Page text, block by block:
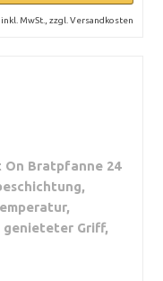
inkl. MwSt., zzgl. Versandkosten
On Bratpfanne 24
Griff,